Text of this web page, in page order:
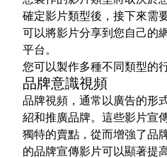
確定影片類型後，接下來需
可以將影片分享到您自己的
平台。
您可以製作多種不同類型的
品牌意識視頻
品牌視頻，通常以廣告的形
紹和推廣品牌。這些影片宣
獨特的賣點，從而增強了品
的品牌宣傳影片可以顯著提